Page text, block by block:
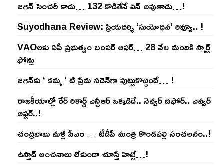
జ‌గ‌న్ సెంచ‌రీ కాదు… 132 కొడితేనే విన్ అవుతాడు…!
Suyodhana Review: ప్రియదర్శి ‘సుయోధన’ రివ్యూ.. !
VAOల‌కు ఏపీ ప్ర‌భుత్వం బంప‌ర్ ఆఫ‌ర్‌… 28 వేల మందికి స్మార్ట్
ఫోన్లు
జ‌గ‌న్‌కు ‘ క‌మ్మ ‘ టి ప్రేమ స‌డెన్‌గా పుట్టుకొచ్చిందే… !
రాజ‌కీయాల్లో రేర్ రికార్డ్ ఎన్టీఆర్ ఒక్క‌డిదే.. నెవ్వ‌ర్ బిఫోర్‌.. ఎవ్వ‌ర్
ఆఫ్ట‌ర్‌..!
చంద్ర‌బాబు మ‌ళ్లీ సీఎం … టీడీపీ మంత్రి కొండ‌ప‌ల్లి సంచ‌ల‌నం..!
ఉస్తాద్ అంచ‌నాలు లేకుండా చూస్తే హిట్టే…!